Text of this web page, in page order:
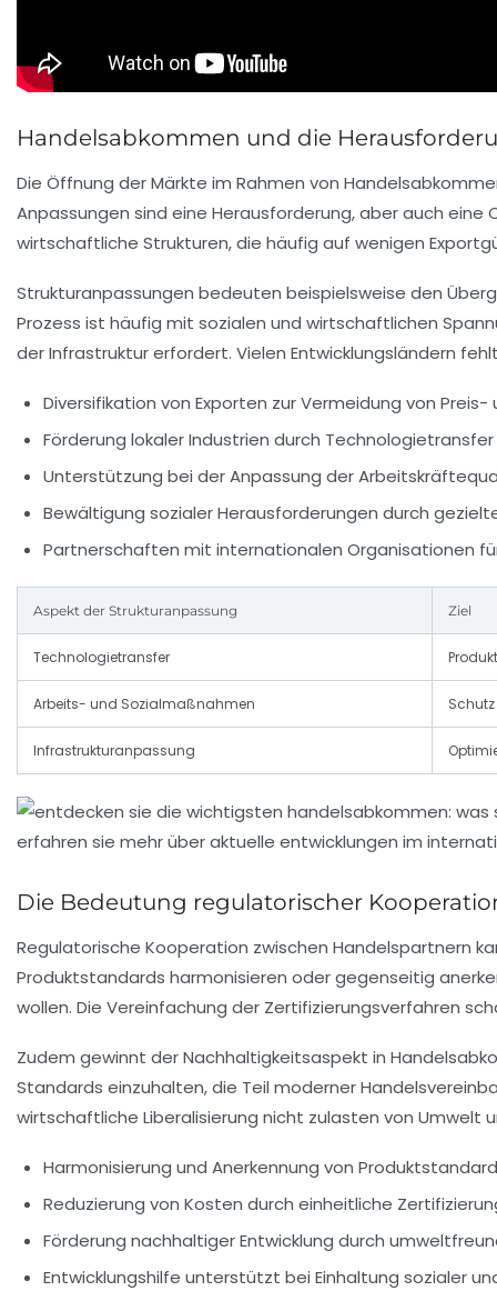
Handelsabkommen und die
Die Öffnung der Märkte im Rahmen von
Anpassungen sind eine Herausforderung, aber auch
wirtschaftliche Strukturen, die häufig auf wenigen
Strukturanpassungen bedeuten beispielsweise den
Prozess ist häufig mit sozialen und wirtschaftlichen
der Infrastruktur erfordert. Vielen Entwicklungsländern
Diversifikation von Exporten zur Vermeidung von Preis-
Förderung lokaler Industrien durch
Unterstützung bei der Anpassung der
Bewältigung sozialer Herausforderungen durch
Partnerschaften mit internationalen Organisationen
Aspekt der Strukturanpassung Ziel
Technologietransfer
Arbeits- und Sozialmaßnahmen
Infrastrukturanpassung
Die Bedeutung regulatorischer
Regulatorische Kooperation zwischen Handelspartnern
Produktstandards harmonisieren oder gegenseitig
wollen. Die Vereinfachung der Zertifizierungsverfahren
Zudem gewinnt der Nachhaltigkeitsaspekt in
Standards einzuhalten, die Teil moderner
wirtschaftliche Liberalisierung nicht zulasten von Umwelt
Harmonisierung und Anerkennung von
Reduzierung von Kosten durch einheitliche
Förderung nachhaltiger Entwicklung durch
Entwicklungshilfe unterstützt bei Einhaltung sozialer